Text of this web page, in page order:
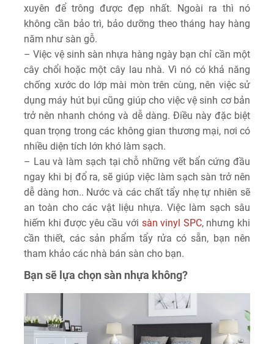
xuyên để trông được đẹp nhất. Ngoài ra thì nó
không cần bảo trì, bảo dưỡng theo tháng hay hàng
năm như sàn gỗ.
– Việc vệ sinh sàn nhựa hàng ngày bạn chỉ cần một
cây chổi hoặc một cây lau nhà. Vì nó có khả năng
chống xước do lớp mài mòn trên cùng, nên việc sử
dụng máy hút bụi cũng giúp cho việc vệ sinh cơ bản
trở nên nhanh chóng và dễ dàng. Điều này đặc biệt
quan trọng trong các không gian thương mại, nơi có
nhiều diện tích lớn khó làm sạch.
– Lau và làm sạch tại chỗ những vết bẩn cứng đầu
ngay khi bị đổ ra, sẽ giúp việc làm sạch sàn trở nên
dễ dàng hơn.. Nước và các chất tẩy nhẹ tự nhiên sẽ
an toàn cho các vật liệu nhựa. Việc làm sạch sâu
hiếm khi được yêu cầu với sàn vinyl SPC, nhưng khi
cần thiết, các sản phẩm tẩy rửa có sẵn, bạn nên
tham khảo các nhà bán sàn cho bạn.
Bạn sẽ lựa chọn sàn nhựa không?